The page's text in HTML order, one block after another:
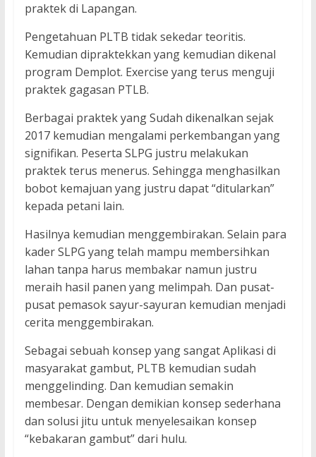
praktek di Lapangan.
Pengetahuan PLTB tidak sekedar teoritis.
Kemudian dipraktekkan yang kemudian dikenal
program Demplot. Exercise yang terus menguji
praktek gagasan PTLB.
Berbagai praktek yang Sudah dikenalkan sejak
2017 kemudian mengalami perkembangan yang
signifikan. Peserta SLPG justru melakukan
praktek terus menerus. Sehingga menghasilkan
bobot kemajuan yang justru dapat “ditularkan”
kepada petani lain.
Hasilnya kemudian menggembirakan. Selain para
kader SLPG yang telah mampu membersihkan
lahan tanpa harus membakar namun justru
meraih hasil panen yang melimpah. Dan pusat-
pusat pemasok sayur-sayuran kemudian menjadi
cerita menggembirakan.
Sebagai sebuah konsep yang sangat Aplikasi di
masyarakat gambut, PLTB kemudian sudah
menggelinding. Dan kemudian semakin
membesar. Dengan demikian konsep sederhana
dan solusi jitu untuk menyelesaikan konsep
“kebakaran gambut” dari hulu.